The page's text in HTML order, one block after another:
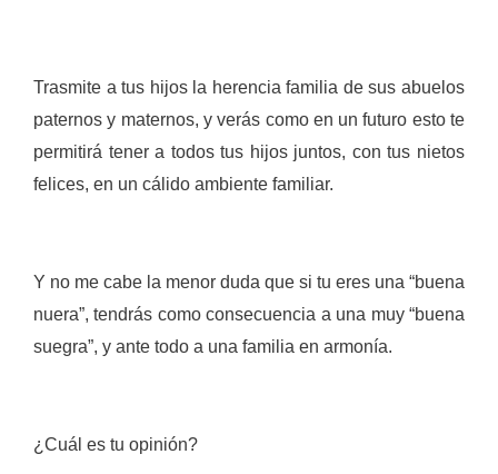
Trasmite a tus hijos la herencia familia de sus abuelos
paternos y maternos, y verás como en un futuro esto te
permitirá tener a todos tus hijos juntos, con tus nietos
felices, en un cálido ambiente familiar.
Y no me cabe la menor duda que si tu eres una “buena
nuera”, tendrás como consecuencia a una muy “buena
suegra”, y ante todo a una familia en armonía.
¿Cuál es tu opinión?